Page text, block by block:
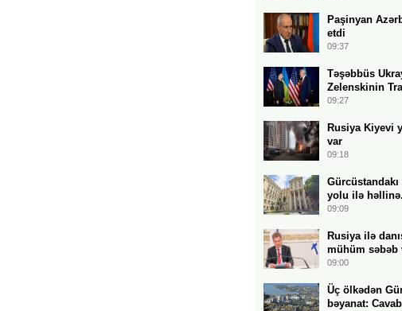
Paşinyan
etdi
09:37
Təşəbbüs
Zelenskinin
09:27
Rusiya Kiyevi
var
09:18
yolu ilə
09:09
Rusiya ilə
mühüm səbəb
09:00
Üç ölkədən
bəyanat: